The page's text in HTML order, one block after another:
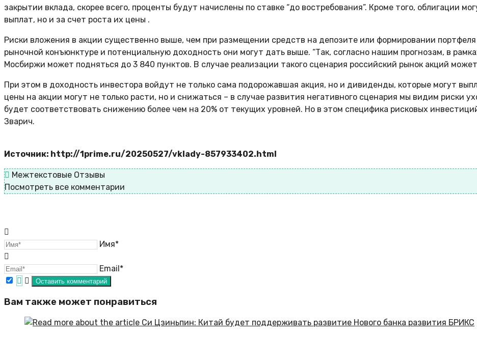
закрытии вклада, скорее всего, проценты будут начислены по ставке “до востребования”. Кроме того, облигации
выплат, но и за счет роста их цены .
Риски вложения в акции существенно выше, чем при размещении средств на депозите или формировании
рыночной конъюнктуре и потенциальную доходность они могут дать выше. “Так, согласно нашим прогнозам, в
Мосбиржи может подняться до 3 840 пунктов. В случае реализации такого сценария российский рынок акций
При этом в доходность инвестора войдут не только сама подорожавшая акция, но и дивиденды, которые могут
цены на акции могут не только расти, но и снижаться – в случае развития негативного сценария мы видим риски
будет соответствовать снижению более чем на 20% от текущих уровней. Но в этом специфика рисковых
Зварич.
Источник: http://1prime.ru/20250527/vklady-857933402.html
Межтекстовые Отзывы
Посмотреть все комментарии
Имя*
Email*
Вам также может понравиться